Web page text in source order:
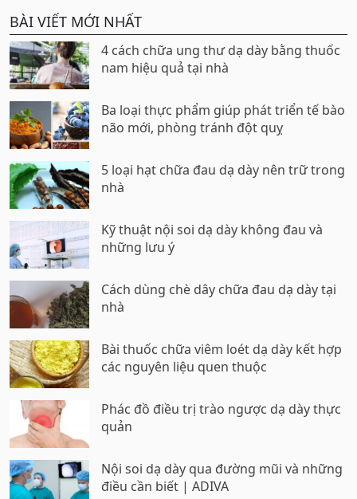
BÀI VIẾT MỚI NHẤT
4 cách chữa ung thư dạ dày bằng thuốc
nam hiệu quả tại nhà
Ba loại thực phẩm giúp phát triển tế bào
não mới, phòng tránh đột quỵ
5 loại hạt chữa đau dạ dày nên trữ trong
nhà
Kỹ thuật nội soi dạ dày không đau và
những lưu ý
Cách dùng chè dây chữa đau dạ dày tại
nhà
Bài thuốc chữa viêm loét dạ dày kết hợp
các nguyên liệu quen thuộc
Phác đồ điều trị trào ngược dạ dày thực
quản
Nội soi dạ dày qua đường mũi và những
điều cần biết | ADIVA